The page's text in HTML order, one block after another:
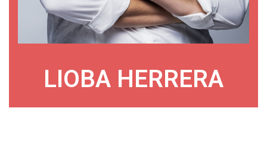
LIOBA HERRERA